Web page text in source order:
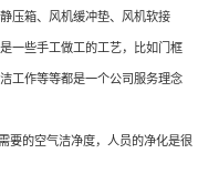
压箱、风机缓冲垫、风机软接
一些手工做工的工艺，比如门框
工作等等都是一个公司服务理念
要的空气洁净度，人员的净化是很